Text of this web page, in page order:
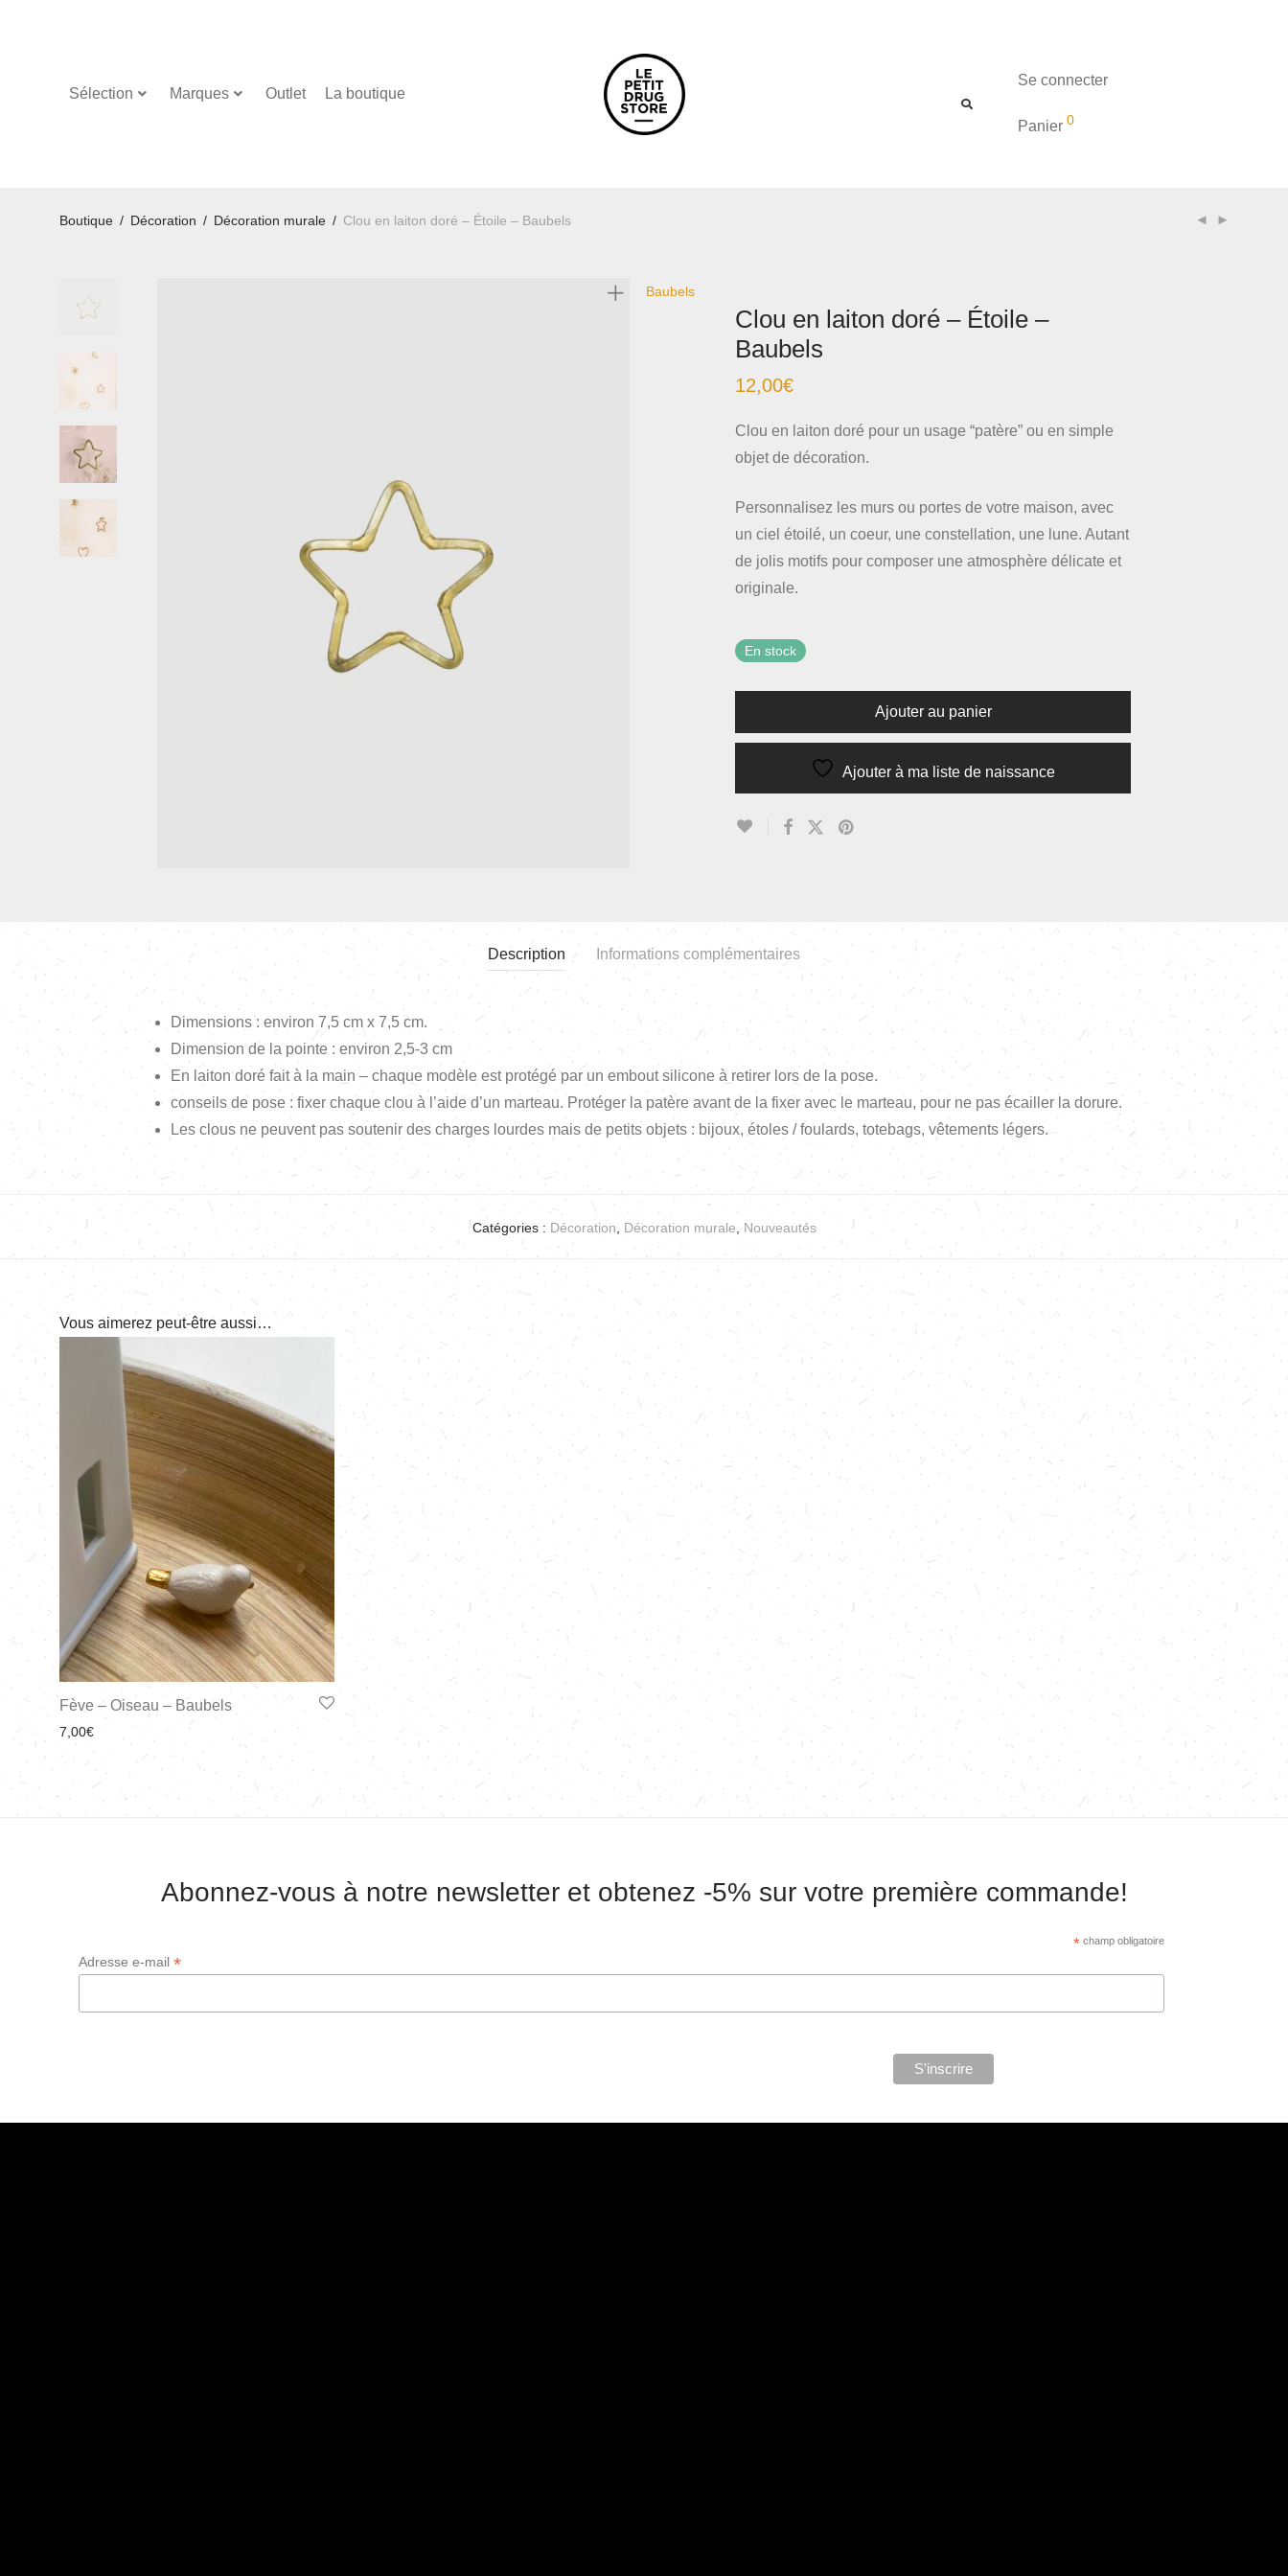
Sélection Marques Outlet La boutique
Se connecter
Panier 0
Boutique / Décoration / Décoration murale / Clou en laiton doré – Étoile – Baubels
Baubels
Clou en laiton doré – Étoile –
Baubels
12,00€
Clou en laiton doré pour un usage “patère” ou en simple
objet de décoration.
Personnalisez les murs ou portes de votre maison, avec
un ciel étoilé, un coeur, une constellation, une lune. Autant
de jolis motifs pour composer une atmosphère délicate et
originale.
En stock
Ajouter au panier
Ajouter à ma liste de naissance
Description Informations complémentaires
Dimensions : environ 7,5 cm x 7,5 cm.
Dimension de la pointe : environ 2,5-3 cm
En laiton doré fait à la main – chaque modèle est protégé par un embout silicone à retirer lors de la pose.
conseils de pose : fixer chaque clou à l’aide d’un marteau. Protéger la patère avant de la fixer avec le marteau, pour ne pas écailler la dorure.
Les clous ne peuvent pas soutenir des charges lourdes mais de petits objets : bijoux, étoles / foulards, totebags, vêtements légers.
Catégories : Décoration, Décoration murale, Nouveautés
Vous aimerez peut-être aussi…
Fève – Oiseau – Baubels
7,00€
Abonnez-vous à notre newsletter et obtenez -5% sur votre première commande!
*champ obligatoire
Adresse e-mail *